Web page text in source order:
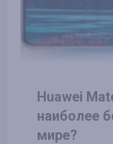
Huawei
наиболее
мире?